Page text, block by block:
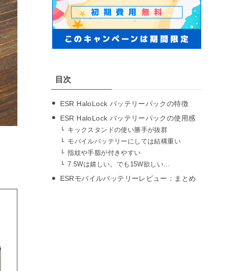
目次
ESR HaloLock バッテリーパックの特徴
ESR HaloLock バッテリーパックの使用感
キックスタンドの使い勝手が抜群
モバイルバッテリーにしては結構重い
指紋や手脂が付きやすい
7.5Wは嬉しい。でも15W欲しい…
ESRモバイルバッテリーレビュー：まとめ